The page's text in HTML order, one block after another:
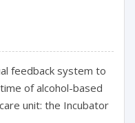
feedback system to
of alcohol-based
unit: the Incubator